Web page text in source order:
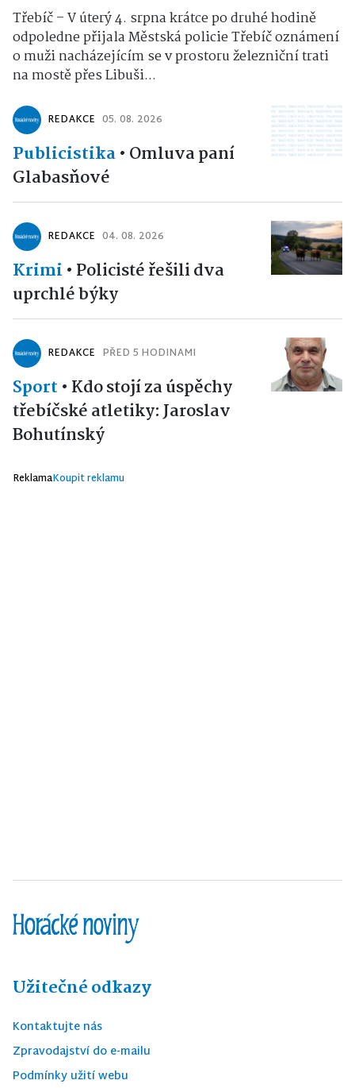
Třebíč – V úterý 4. srpna krátce po druhé hodině
odpoledne přijala Městská policie Třebíč oznámení
o muži nacházejícím se v prostoru železniční trati
na mostě přes Libuši...
REDAKCE 05. 08. 2026
Publicistika• Omluva paní
Glabasňové
REDAKCE 04. 08. 2026
Krimi • Policisté řešili dva
uprchlé býky
REDAKCE PŘED 5 HODINAMI
Sport • Kdo stojí za úspěchy
třebíčské atletiky: Jaroslav
Bohutínský
ReklamaKoupit reklamu
Užitečné odkazy
Kontaktujte nás
Zpravodajství do e-mailu
Podmínky užití webu